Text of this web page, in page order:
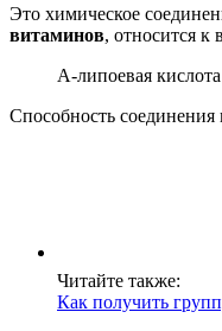
Это химическое
витаминов, относится к
А-липоевая
Способность
Читайте также:
Как получить